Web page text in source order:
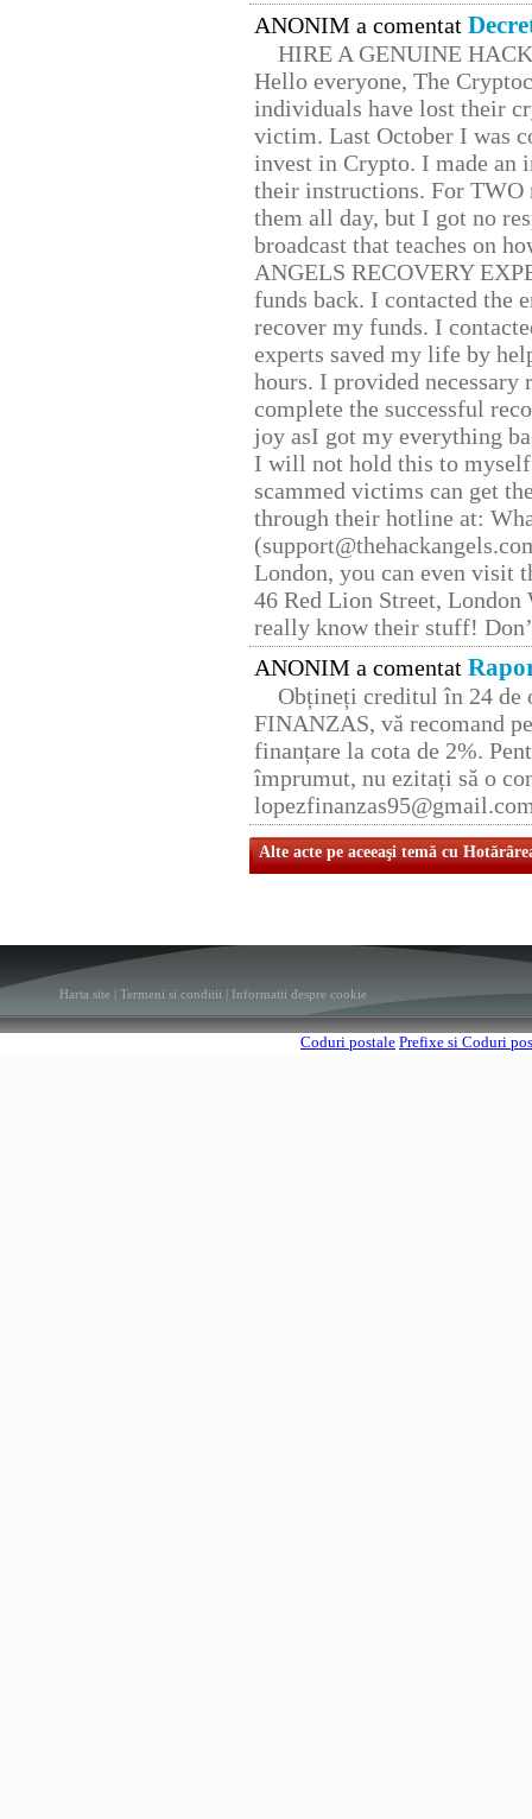
ANONIM a comentat
HIRE A GENUINE
Hello everyone, The
individuals have lost their
victim. Last October I was
invest in Crypto. I made
their instructions. For TWO
them all day, but I got no
broadcast that teaches on
ANGELS RECOVERY
funds back. I contacted the
recover my funds. I
experts saved my life by
hours. I provided
complete the successful
joy asI got my everything
I will not hold this to
scammed victims can get
through their hotline at:
London, you can even visit
46 Red Lion Street, London
really know their stuff!
ANONIM a comentat
Obțineți creditul în 24 de
FINANZAS, vă recomand
finanțare la cota de 2%.
împrumut, nu ezitați să o
Alte acte pe aceeaşi temă cu
Harta site Termeni si conditii Informatii despre cookie
Coduri postale Prefixe si Coduri